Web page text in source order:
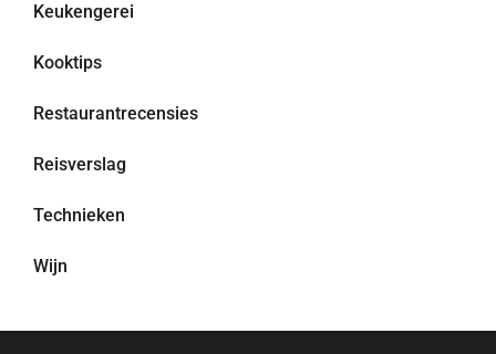
Keukengerei
Kooktips
Restaurantrecensies
Reisverslag
Technieken
Wijn